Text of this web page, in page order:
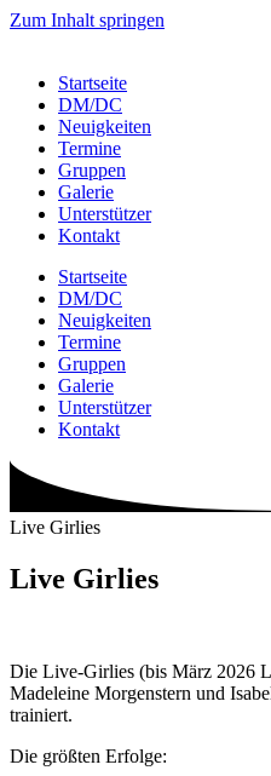
Zum Inhalt springen
Startseite
DM/DC
Neuigkeiten
Termine
Gruppen
Galerie
Unterstützer
Kontakt
Startseite
DM/DC
Neuigkeiten
Termine
Gruppen
Galerie
Unterstützer
Kontakt
Live Girlies
Live Girlies
Die Live-Girlies (bis März 2026
Madeleine Morgenstern und
trainiert.
Die größten Erfolge: